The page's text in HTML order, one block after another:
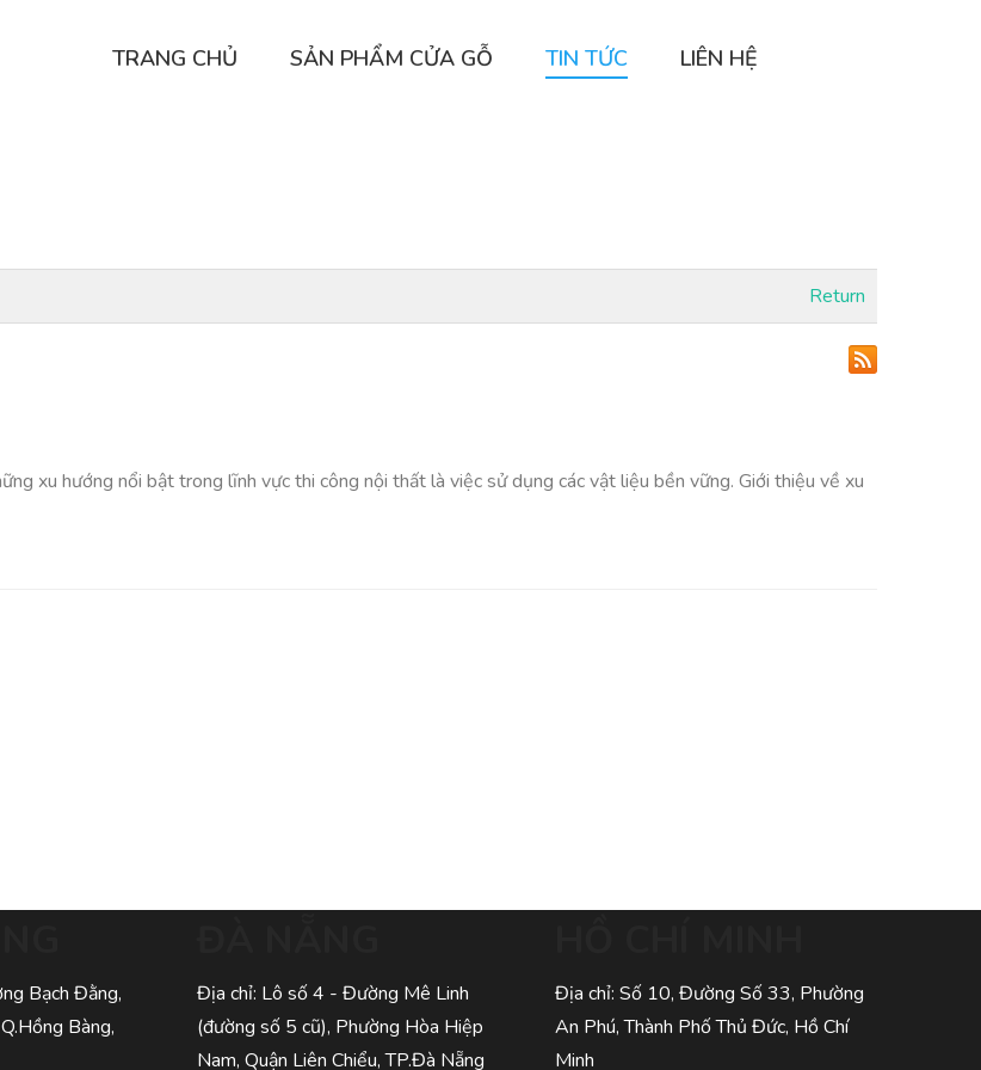
TRANG CHỦ SẢN PHẨM CỬA GỖ TIN TỨC LIÊN HỆ
Return
xu hướng nổi bật trong lĩnh vực thi công nội thất là việc sử dụng các vật liệu bền vững. Giới thiệu về xu
Bạch Đằng,
Bàng,
Địa chỉ: Lô số 4 - Đường Mê Linh
(đường số 5 cũ), Phường Hòa Hiệp
Nam, Quận Liên Chiểu, TP.Đà Nẵng
Địa chỉ: Số 10, Đường Số 33, Phường
An Phú, Thành Phố Thủ Đức, Hồ Chí
Minh